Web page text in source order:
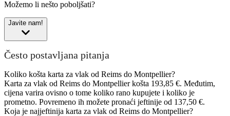
Možemo li nešto poboljšati?
Javite nam!
Često postavljana pitanja
Koliko košta karta za vlak od Reims do Montpellier?
Karta za vlak od Reims do Montpellier košta 193,85 €. Međutim,
cijena varira ovisno o tome koliko rano kupujete i koliko je
prometno. Povremeno ih možete pronaći jeftinije od 137,50 €.
Koja je najjeftinija karta za vlak od Reims do Montpellier?